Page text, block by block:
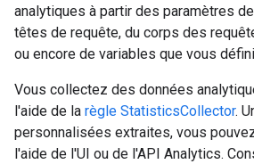
analytiques à partir des paramètres
têtes de requête, du corps des
ou encore de variables que vous
Vous collectez des données
l'aide de la règle StatisticsCollector.
personnalisées extraites, vous
l'aide de l'UI ou de l'API Analytics.